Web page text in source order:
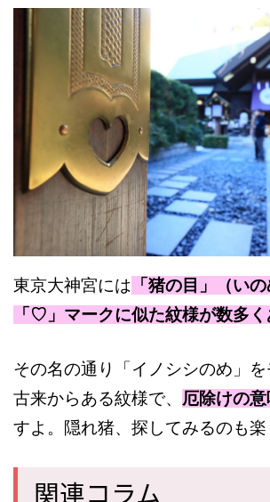
東京大神宮には 「猪の目」（い
「♡」マークに似た紋様が数多く
その名の通り「イノシシのめ」
古来からある紋様で、 厄除けの
すよ。隠れ猪、探してみるのも楽
関連コラム